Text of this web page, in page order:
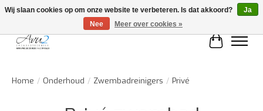
Home / Onderhoud / Zwembadreinigers / Privé
Wij slaan cookies op om onze website te verbeteren. Is dat akkoord?
Ja
Nee
Meer over cookies »